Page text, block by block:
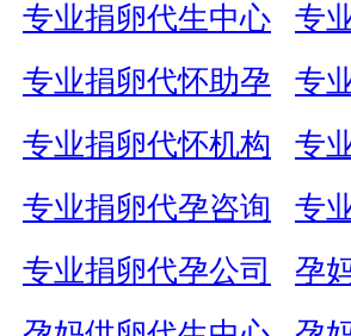
专业捐卵代生中心
专
专业捐卵代怀助孕
专
专业捐卵代怀机构
专
专业捐卵代孕咨询
专
专业捐卵代孕公司
孕